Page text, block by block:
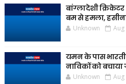
बांग्लादेशी
बम से हमला,
Unknown Aug
यमन के पास
नाविकों को बचाया
Unknown Aug